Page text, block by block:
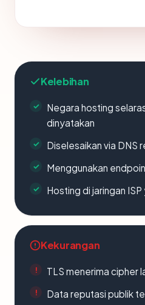
Kelebihan
Negara hosting
dinyatakan
Diselesaikan via DNS
Menggunakan
Hosting di jaringan
Kekurangan
TLS menerima cipher
Data reputasi publik